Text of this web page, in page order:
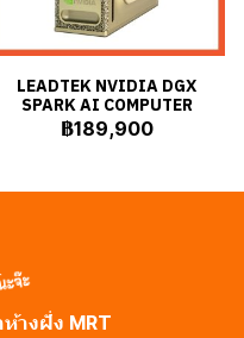
LEADTEK NVIDIA DGX
SPARK AI COMPUTER
฿189,900
างฝั่ง MRT